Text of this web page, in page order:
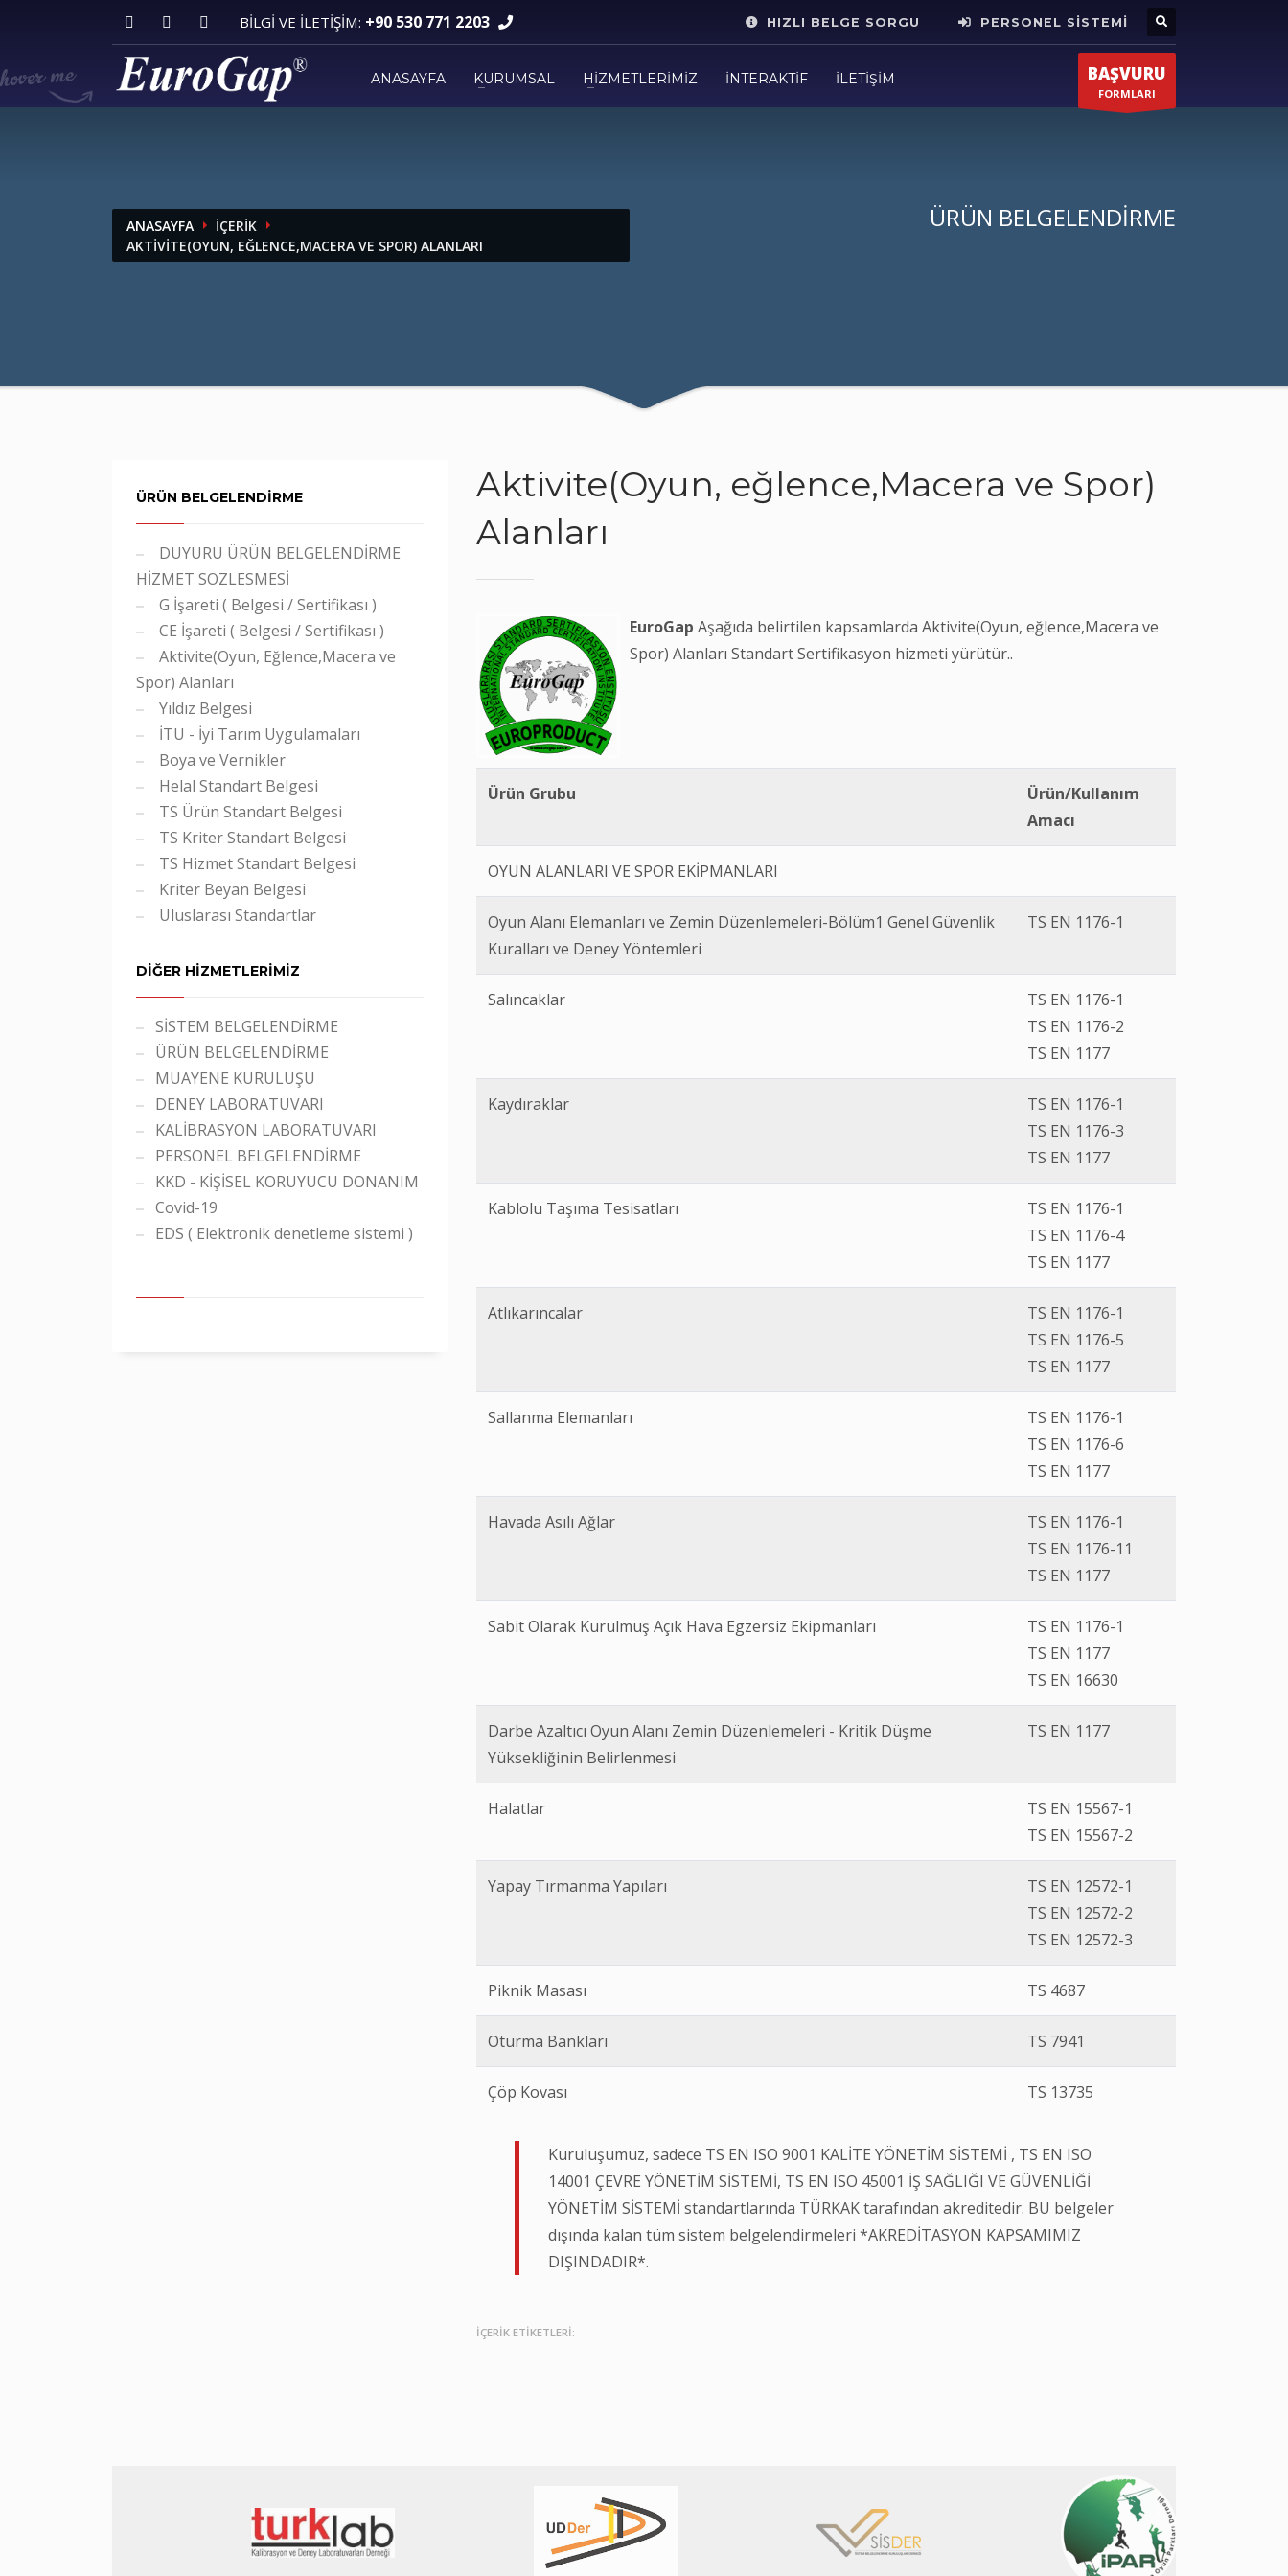
SERTİFİKA KODU
BİLGİ VE İLETİŞİM: +90 530 771 2203 HIZLI BELGE SORGU PERSONEL SİSTEMİ
ANASAYFA KURUMSAL HİZMETLERİMİZ İNTERAKTİF İLETİŞİM BAŞVURU
FORMLARI
ANASAYFA
İÇERİK
AKTIVITE(OYUN, EĞLENCE,MACERA VE SPOR) ALANLARI
ÜRÜN BELGELENDİRME
Aktivite(Oyun, eğlence,Macera ve Spor)
Alanları
EuroGap Aşağıda belirtilen kapsamlarda Aktivite(Oyun, eğlence,Macera ve
Spor) Alanları Standart Sertifikasyon hizmeti yürütür..
Ürün Grubu
Ürün/Kullanım
Amacı
OYUN ALANLARI VE SPOR EKİPMANLARI
Oyun Alanı Elemanları ve Zemin Düzenlemeleri-Bölüm1 Genel Güvenlik
Kuralları ve Deney Yöntemleri
TS EN 1176-1
Salıncaklar
TS EN 1176-1
TS EN 1176-2
TS EN 1177
Kaydıraklar
TS EN 1176-1
TS EN 1176-3
TS EN 1177
Kablolu Taşıma Tesisatları
TS EN 1176-1
TS EN 1176-4
TS EN 1177
Atlıkarıncalar
TS EN 1176-1
TS EN 1176-5
TS EN 1177
Sallanma Elemanları
TS EN 1176-1
TS EN 1176-6
TS EN 1177
Havada Asılı Ağlar
TS EN 1176-1
TS EN 1176-11
TS EN 1177
Sabit Olarak Kurulmuş Açık Hava Egzersiz Ekipmanları
TS EN 1176-1
TS EN 1177
TS EN 16630
Darbe Azaltıcı Oyun Alanı Zemin Düzenlemeleri - Kritik Düşme
Yüksekliğinin Belirlenmesi
TS EN 1177
Halatlar
TS EN 15567-1
TS EN 15567-2
Yapay Tırmanma Yapıları
TS EN 12572-1
TS EN 12572-2
TS EN 12572-3
Piknik Masası TS 4687
Oturma Bankları TS 7941
Çöp Kovası TS 13735
Kuruluşumuz, sadece TS EN ISO 9001 KALİTE YÖNETİM SİSTEMİ , TS EN ISO
14001 ÇEVRE YÖNETİM SİSTEMİ, TS EN ISO 45001 İŞ SAĞLIĞI VE GÜVENLİĞİ
YÖNETİM SİSTEMİ standartlarında TÜRKAK tarafından akreditedir. BU belgeler
dışında kalan tüm sistem belgelendirmeleri *AKREDİTASYON KAPSAMIMIZ
DIŞINDADIR*.
İÇERİK ETİKETLERİ:
ÜRÜN BELGELENDİRME
DUYURU ÜRÜN BELGELENDİRME
HİZMET SOZLESMESİ
G İşareti ( Belgesi / Sertifikası )
CE İşareti ( Belgesi / Sertifikası )
Aktivite(Oyun, Eğlence,Macera ve
Spor) Alanları
Yıldız Belgesi
İTU - İyi Tarım Uygulamaları
Boya ve Vernikler
Helal Standart Belgesi
TS Ürün Standart Belgesi
TS Kriter Standart Belgesi
TS Hizmet Standart Belgesi
Kriter Beyan Belgesi
Uluslarası Standartlar
DİĞER HİZMETLERİMİZ
SİSTEM BELGELENDİRME
ÜRÜN BELGELENDİRME
MUAYENE KURULUŞU
DENEY LABORATUVARI
KALİBRASYON LABORATUVARI
PERSONEL BELGELENDİRME
KKD - KİŞİSEL KORUYUCU DONANIM
Covid-19
EDS ( Elektronik denetleme sistemi )